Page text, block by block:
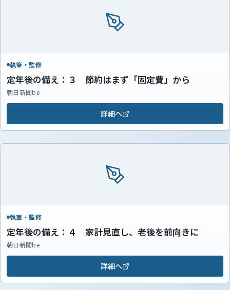
執筆・監修
定年後の備え：３ 節約はまず「固定費」から
朝日新聞be
詳細へ
執筆・監修
定年後の備え：４ 家計見直し、老後を前向きに
朝日新聞be
詳細へ